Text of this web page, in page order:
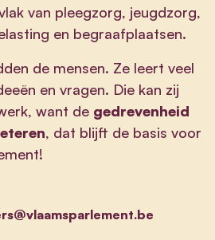
van pleegzorg, jeugdzorg,
en begraafplaatsen.
de mensen. Ze leert veel
en vragen. Die kan zij
want de gedrevenheid
, dat blijft de basis voor